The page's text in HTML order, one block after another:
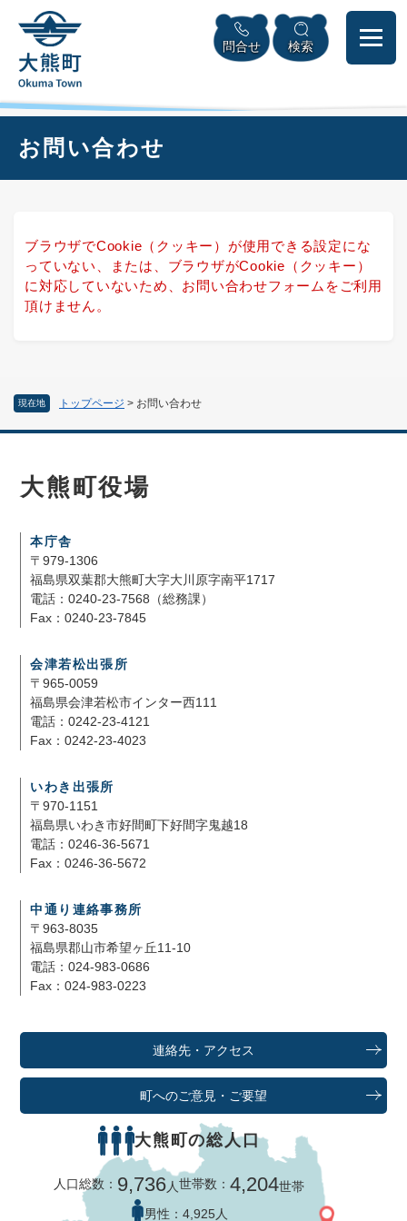
頭
メニューを飛ばして本文へ
問合せ 検索
現在地 トップページ > お問い合わせ
お問い合わせ
ブラウザでCookie（クッキー）が使用できる設定にな
っていない、または、ブラウザがCookie（クッキー）
に対応していないため、お問い合わせフォームをご利用
頂けません。
大熊町役場
本庁舎
〒979-1306
福島県双葉郡大熊町大字大川原字南平1717
電話：0240-23-7568（総務課）
Fax：0240-23-7845
会津若松出張所
〒965-0059
福島県会津若松市インター西111
電話：0242-23-4121
Fax：0242-23-4023
いわき出張所
〒970-1151
福島県いわき市好間町下好間字鬼越18
電話：0246-36-5671
Fax：0246-36-5672
中通り連絡事務所
〒963-8035
福島県郡山市希望ヶ丘11-10
電話：024-983-0686
Fax：024-983-0223
連絡先・アクセス
町へのご意見・ご要望
大熊町の総人口
人口総数： 9,736人世帯数：4,204世帯
男性： 4,925人